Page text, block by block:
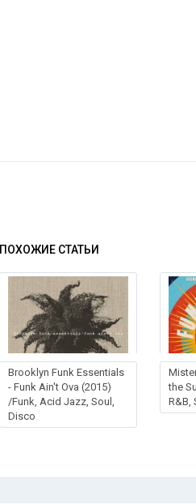
ПОХОЖИЕ СТАТЬИ
Brooklyn Funk Essentials
- Funk Ain't Ova (2015)
/Funk, Acid Jazz, Soul,
Disco
the
R&B,